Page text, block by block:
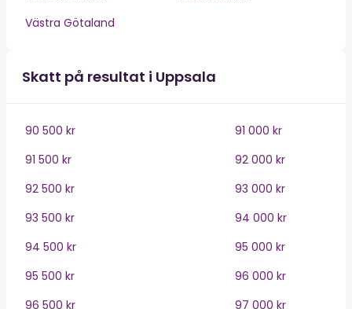
Västra Götaland
Skatt på resultat i Uppsala
90 500 kr
91 000 kr
91 500 kr
92 000 kr
92 500 kr
93 000 kr
93 500 kr
94 000 kr
94 500 kr
95 000 kr
95 500 kr
96 000 kr
96 500 kr
97 000 kr